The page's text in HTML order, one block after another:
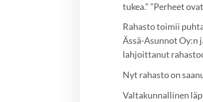
tukea.” ”Perheet
Rahasto toimii
Ässä-Asunnot Oy:n
lahjoittanut
Nyt rahasto on
Valtakunnallinen